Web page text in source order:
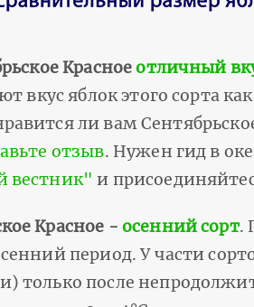
Красноеотличный
вкус яблок этого сорта
ли вам
отзыв. Нужен гид в
вестник" и
Красное - осенний сорт.
период. У части
только после